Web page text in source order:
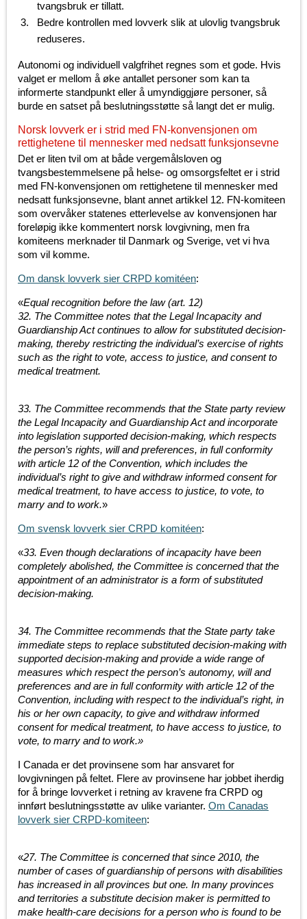
tvangsbruk er tillatt.
Bedre kontrollen med lovverk slik at ulovlig tvangsbruk
reduseres.
Autonomi og individuell valgfrihet regnes som et gode. Hvis
valget er mellom å øke antallet personer som kan ta
informerte standpunkt eller å umyndiggjøre personer, så
burde en satset på beslutningsstøtte så langt det er mulig.
Norsk lovverk er i strid med FN-konvensjonen om
rettighetene til mennesker med nedsatt funksjonsevne
Det er liten tvil om at både vergemålsloven og
tvangsbestemmelsene på helse- og omsorgsfeltet er i strid
med FN-konvensjonen om rettighetene til mennesker med
nedsatt funksjonsevne, blant annet artikkel 12. FN-komiteen
som overvåker statenes etterlevelse av konvensjonen har
foreløpig ikke kommentert norsk lovgivning, men fra
komiteens merknader til Danmark og Sverige, vet vi hva
som vil komme.
Om dansk lovverk sier CRPD komitéen:
«Equal recognition before the law (art. 12)
32. The Committee notes that the Legal Incapacity and
Guardianship Act continues to allow for substituted decision-
making, thereby restricting the individual’s exercise of rights
such as the right to vote, access to justice, and consent to
medical treatment.
33. The Committee recommends that the State party review
the Legal Incapacity and Guardianship Act and incorporate
into legislation supported decision-making, which respects
the person’s rights, will and preferences, in full conformity
with article 12 of the Convention, which includes the
individual’s right to give and withdraw informed consent for
medical treatment, to have access to justice, to vote, to
marry and to work.»
Om svensk lovverk sier CRPD komitéen:
«33. Even though declarations of incapacity have been
completely abolished, the Committee is concerned that the
appointment of an administrator is a form of substituted
decision-making.
34. The Committee recommends that the State party take
immediate steps to replace substituted decision-making with
supported decision-making and provide a wide range of
measures which respect the person’s autonomy, will and
preferences and are in full conformity with article 12 of the
Convention, including with respect to the individual’s right, in
his or her own capacity, to give and withdraw informed
consent for medical treatment, to have access to justice, to
vote, to marry and to work.»
I Canada er det provinsene som har ansvaret for
lovgivningen på feltet. Flere av provinsene har jobbet iherdig
for å bringe lovverket i retning av kravene fra CRPD og
innført beslutningsstøtte av ulike varianter. Om Canadas
lovverk sier CRPD-komiteen:
«27. The Committee is concerned that since 2010, the
number of cases of guardianship of persons with disabilities
has increased in all provinces but one. In many provinces
and territories a substitute decision maker is permitted to
make health-care decisions for a person who is found to be